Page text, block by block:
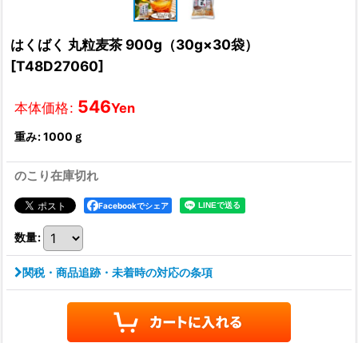
はくばく 丸粒麦茶 900g（30g×30袋）
[T48D27060]
本体価格: 546Yen
重み:1000ｇ
のこり在庫切れ
Facebookでシェア
数量:
関税・商品追跡・未着時の対応の条項